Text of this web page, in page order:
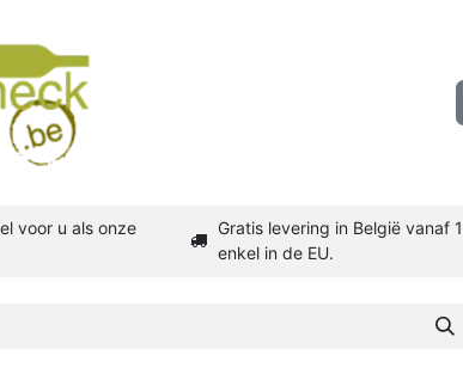
voor u als onze
Gratis levering in België vanaf
enkel in de EU.